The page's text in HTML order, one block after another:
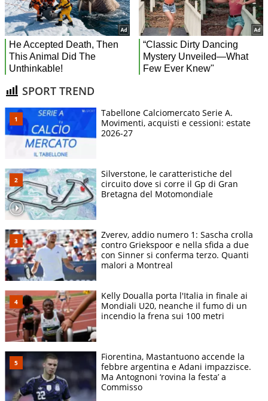
SPORT TREND
Tabellone Calciomercato Serie A.
Movimenti, acquisti e cessioni: estate
2026-27
Silverstone, le caratteristiche del
circuito dove si corre il Gp di Gran
Bretagna del Motomondiale
Zverev, addio numero 1: Sascha crolla
contro Griekspoor e nella sfida a due
con Sinner si conferma terzo. Quanti
malori a Montreal
Kelly Doualla porta l'Italia in finale ai
Mondiali U20, neanche il fumo di un
incendio la frena sui 100 metri
Fiorentina, Mastantuono accende la
febbre argentina e Adani impazzisce.
Ma Antognoni ‘rovina la festa’ a
Commisso